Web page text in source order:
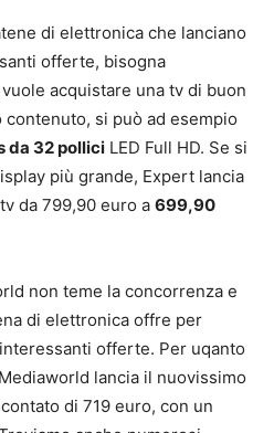
di elettronica che lanciano
offerte, bisogna
acquistare una tv di buon
si può ad esempio
da 32 pollici LED Full HD. Se si
più grande, Expert lancia
da 799,90 euro a 699,90
non teme la concorrenza e
di elettronica offre per
offerte. Per uqanto
lancia il nuovissimo
di 719 euro, con un